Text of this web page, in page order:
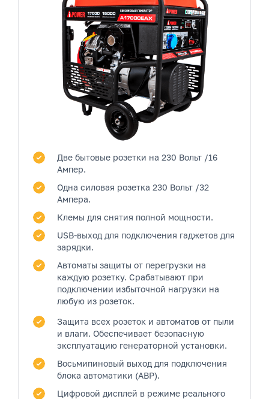
Две бытовые розетки на 230 Вольт /16
Ампер.
Одна силовая розетка 230 Вольт /32
Ампера.
Клемы для снятия полной мощности.
USB-выход для подключения гаджетов для
зарядки.
Автоматы защиты от перегрузки на
каждую розетку. Срабатывают при
подключении избыточной нагрузки на
любую из розеток.
Защита всех розеток и автоматов от пыли
и влаги. Обеспечивает безопасную
эксплуатацию генераторной установки.
Восьмипиновый выход для подключения
блока автоматики (АВР).
Цифровой дисплей в режиме реального